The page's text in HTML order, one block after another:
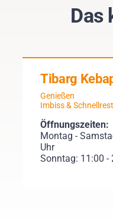
Das
Tibarg
Genießen
Imbiss &
Öffnungszeiten:
Montag -
Uhr
Sonntag: 11:00 -